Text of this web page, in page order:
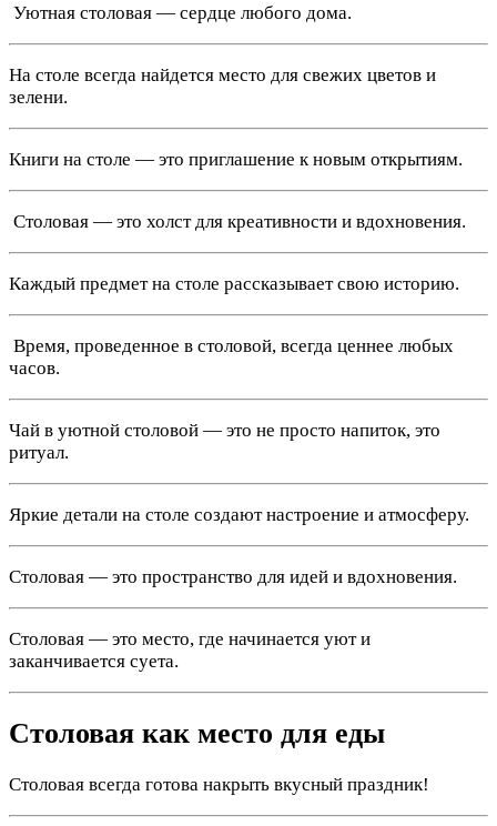
️ Уютная столовая — сердце любого дома.
На столе всегда найдется место для свежих цветов и
зелени.
Книги на столе — это приглашение к новым открытиям.
️ Столовая — это холст для креативности и вдохновения.
Каждый предмет на столе рассказывает свою историю.
️ Время, проведенное в столовой, всегда ценнее любых
часов.
Чай в уютной столовой — это не просто напиток, это
ритуал.
Яркие детали на столе создают настроение и атмосферу.
Столовая — это пространство для идей и вдохновения.
Столовая — это место, где начинается уют и
заканчивается суета.
Столовая как место для еды
Столовая всегда готова накрыть вкусный праздник!